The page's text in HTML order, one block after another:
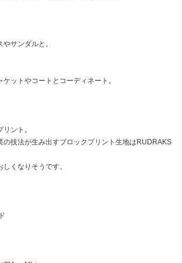
サンダルと。
ットやコートとコーディネート。
ント。
の技法が生み出すブロックプリント生地はRUDRAKS
くなりそうです。